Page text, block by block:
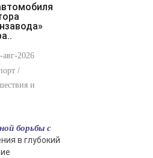
авг-2026
/
и
борьбы с
в глубокий